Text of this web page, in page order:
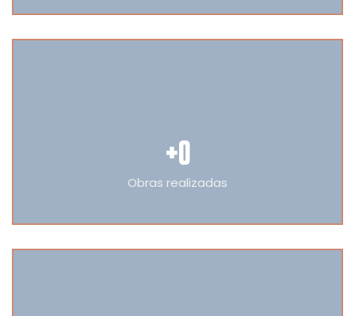
Obras realizadas
+0